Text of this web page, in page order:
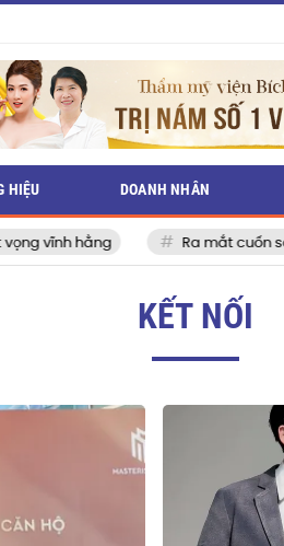
Ra mắt cuốn sách “Fidel
HIỆU DOANH NHÂN
KẾT NỐI